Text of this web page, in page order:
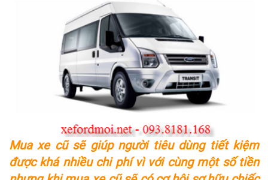
Mua xe cũ sẽ giúp người tiêu dùng tiết kiệm
được khá nhiều chi phí vì với cùng một số tiền